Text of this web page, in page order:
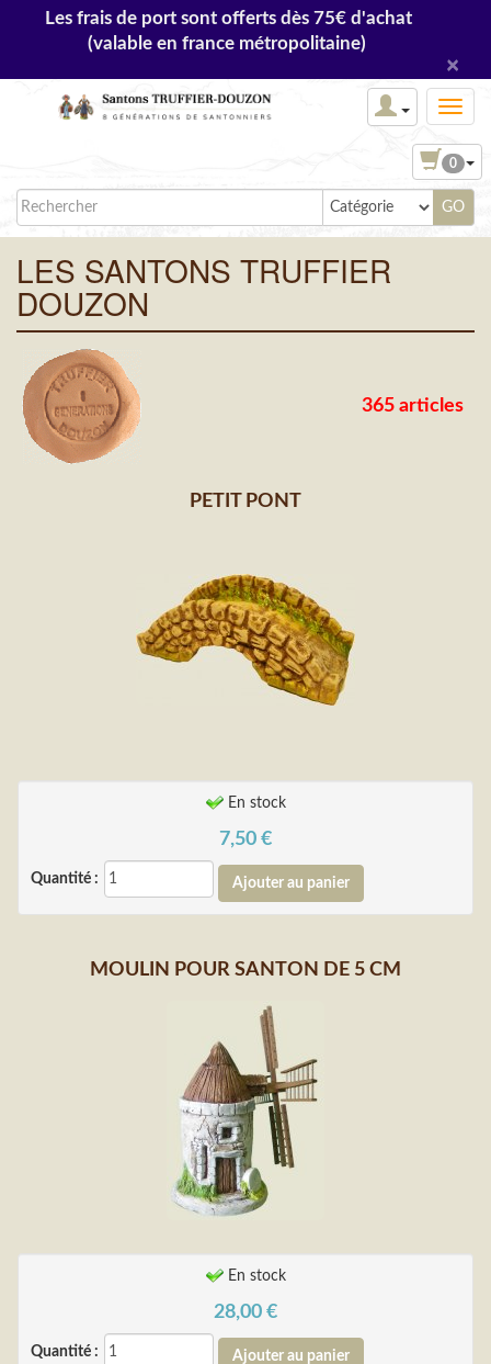
Les frais de port sont offerts dès 75€ d'achat
(valable en france métropolitaine)
×
0
LES SANTONS TRUFFIER
DOUZON
365 articles
PETIT PONT
En stock
7,50 €
Quantité :
MOULIN POUR SANTON DE 5 CM
En stock
28,00 €
Quantité :